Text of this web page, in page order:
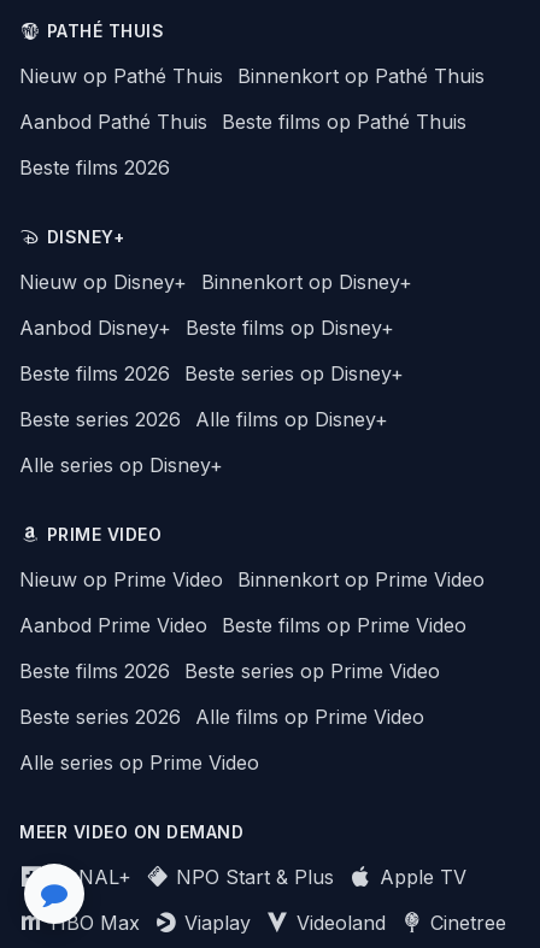
PATHÉ THUIS
Nieuw op Pathé Thuis
Binnenkort op Pathé Thuis
Aanbod Pathé Thuis
Beste films op Pathé Thuis
Beste films 2026
DISNEY+
Nieuw op Disney+
Binnenkort op Disney+
Aanbod Disney+
Beste films op Disney+
Beste films 2026
Beste series op Disney+
Beste series 2026
Alle films op Disney+
Alle series op Disney+
PRIME VIDEO
Nieuw op Prime Video
Binnenkort op Prime Video
Aanbod Prime Video
Beste films op Prime Video
Beste films 2026
Beste series op Prime Video
Beste series 2026
Alle films op Prime Video
Alle series op Prime Video
MEER VIDEO ON DEMAND
CANAL+ NPO Start & Plus
Apple TV
HBO Max
Viaplay Videoland Cinetree